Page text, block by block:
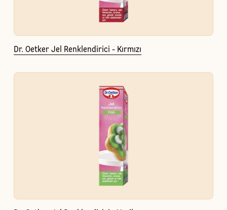
Dr. Oetker Jel Renklendirici - Kırmızı